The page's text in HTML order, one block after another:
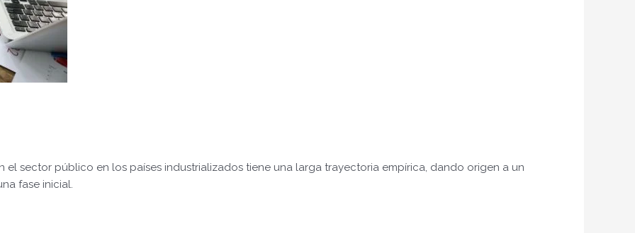
el sector público en los países industrializados tiene una larga trayectoria empírica, dando origen a un
fase inicial.